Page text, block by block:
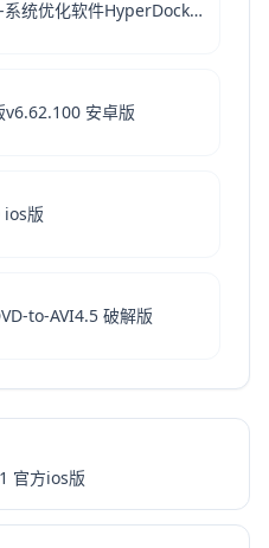
HyperDock Mac版-系统优化软件HyperDock1.5 Mac版下载
安卓版
ios版
to-AVI4.5 破解版
官方ios版